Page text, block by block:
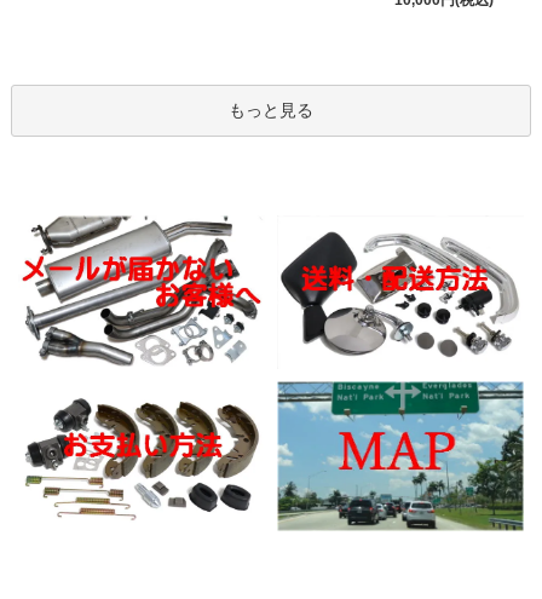
もっと見る